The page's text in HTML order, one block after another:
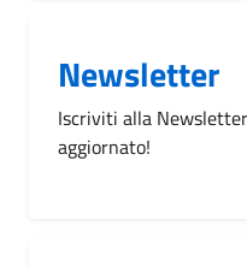
Newsletter
Iscriviti alla
aggiornato!